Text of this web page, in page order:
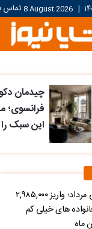
|
8 August 2026تماس
چیدمان
فرانسوی؛
این سبک را
یارانه معیشتی مرداد؛ واریز ۲,۹۸۵,۰۰۰
های خیلی کم
ماه